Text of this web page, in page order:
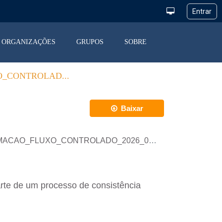
ORGANIZAÇÕES GRUPOS SOBRE
Baixar
de um processo de consistência